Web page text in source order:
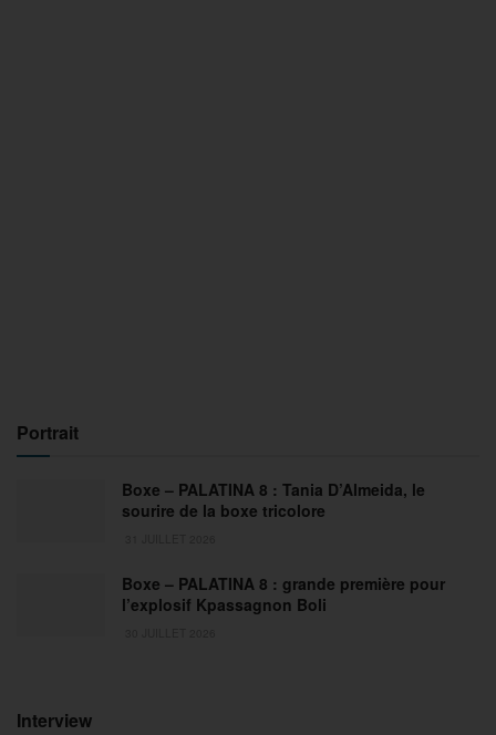
Portrait
Boxe – PALATINA 8 : Tania D’Almeida, le
sourire de la boxe tricolore
Boxe – PALATINA 8 : grande première pour
l’explosif Kpassagnon Boli
Interview